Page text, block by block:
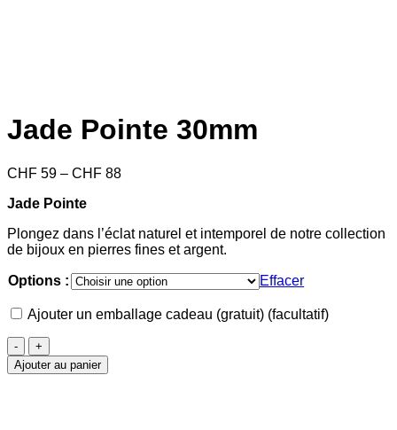
Jade Pointe 30mm
CHF 59 – CHF 88Price
CHF 88
Jade Pointe
Plongez dans l’éclat naturel et intemporel de notre collection
de bijoux en pierres fines et argent.
Options : Effacer
Ajouter un emballage cadeau (gratuit) (facultatif)
quantité
de
Jade
Ajouter au panier